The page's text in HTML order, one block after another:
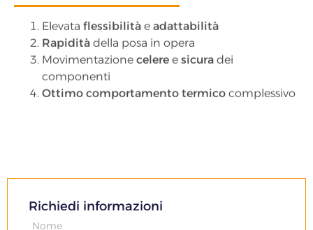
Elevata flessibilità e adattabilità
Rapidità della posa in opera
Movimentazione celere e sicura dei
componenti
Ottimo comportamento termico complessivo
Richiedi informazioni